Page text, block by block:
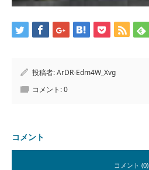
投稿者:ArDR-Edm4W_Xvg
コメント:0
コメント
コメント (0)